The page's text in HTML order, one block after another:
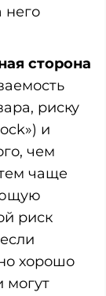
него
сторона
риску
и
чем
чаще
риск
хорошо
могут